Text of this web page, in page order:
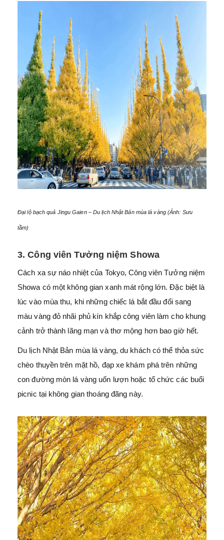
Đại lộ bạch quả Jingu Gaien – Du lịch Nhật Bản mùa lá vàng (Ảnh: Sưu
tầm)
3. Công viên Tưởng niệm Showa
Cách xa sự náo nhiệt của Tokyo, Công viên Tưởng niệm
Showa có một không gian xanh mát rộng lớn. Đặc biệt là
lúc vào mùa thu, khi những chiếc lá bắt đầu đổi sang
màu vàng đỏ nhãi phủ kín khắp công viên làm cho khung
cảnh trở thành lãng mạn và thơ mộng hơn bao giờ hết.
Du lịch Nhật Bản mùa lá vàng, du khách có thể thỏa sức
chèo thuyền trên mặt hồ, đạp xe khám phá trên những
con đường mòn lá vàng uốn lượn hoặc tổ chức các buổi
picnic tại không gian thoáng đãng này.